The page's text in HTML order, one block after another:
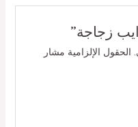
زجاجة”
الحقول الإلزامية مشار